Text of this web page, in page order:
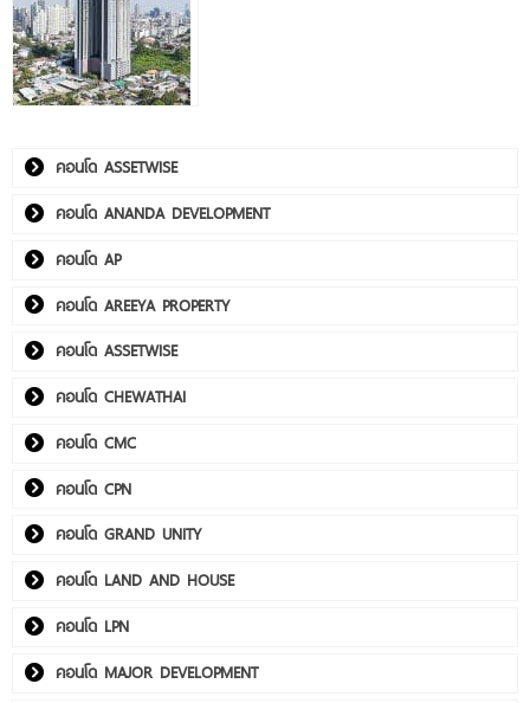
คอนโด ASSETWISE
คอนโด ANANDA DEVELOPMENT
คอนโด AP
คอนโด AREEYA PROPERTY
คอนโด ASSETWISE
คอนโด CHEWATHAI
คอนโด CMC
คอนโด CPN
คอนโด GRAND UNITY
คอนโด LAND AND HOUSE
คอนโด LPN
คอนโด MAJOR DEVELOPMENT